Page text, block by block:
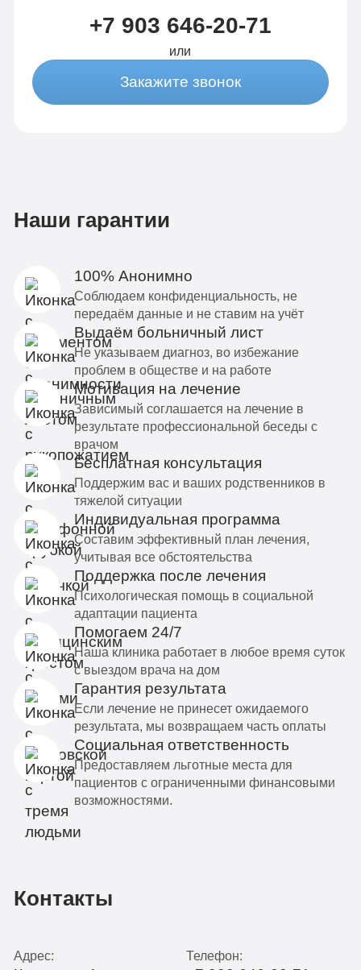
+7 903 646-20-71
или
Закажите звонок
Наши гарантии
100% Анонимно
Соблюдаем конфиденциальность, не
передаём данные и не ставим на учёт
Выдаём больничный лист
Не указываем диагноз, во избежание
проблем в обществе и на работе
Мотивация на лечение
Зависимый соглашается на лечение в
результате профессиональной беседы с
врачом
Бесплатная консультация
Поддержим вас и ваших родственников в
тяжелой ситуации
Индивидуальная программа
Составим эффективный план лечения,
учитывая все обстоятельства
Поддержка после лечения
Психологическая помощь в социальной
адаптации пациента
Помогаем 24/7
Наша клиника работает в любое время суток
с выездом врача на дом
Гарантия результата
Если лечение не принесет ожидаемого
результата, мы возвращаем часть оплаты
Социальная ответственность
Предоставляем льготные места для
пациентов с ограниченными финансовыми
возможностями.
Контакты
Адрес: Телефон: